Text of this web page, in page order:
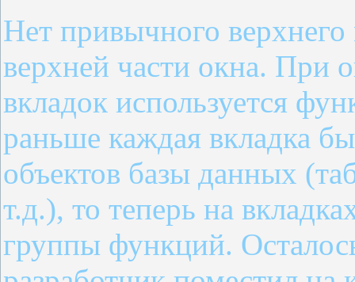
Нет привычного
верхней части окна. При
вкладок используется
раньше каждая вкладка
объектов базы данных
т.д.), то теперь на
группы функций.